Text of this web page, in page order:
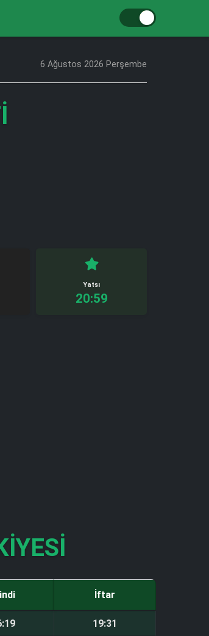
6 Ağustos 2026 Perşembe
Yatsı
20:59
İftar
19:31